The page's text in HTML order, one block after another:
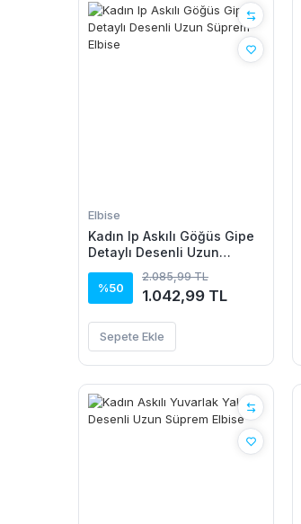
Elbise
Kadın Ip Askılı Göğüs Gipe
Detaylı Desenli Uzun
%50
2.085,99 TL
1.042,99 TL
Sepete Ekle